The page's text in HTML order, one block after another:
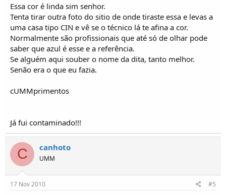
Essa cor é linda sim senhor.
Tenta tirar outra foto do sitio de onde tiraste essa e levas a
uma casa tipo CIN e vê se o técnico lá te afina a cor.
Normalmente são profissionais que até só de olhar pode
saber que azul é esse e a referência.
Se alguém aqui souber o nome da dita, tanto melhor.
Senão era o que eu fazia.
cUMMprimentos
Já fui contaminado!!!
C canhoto
UMM
17 Nov 2010 #5